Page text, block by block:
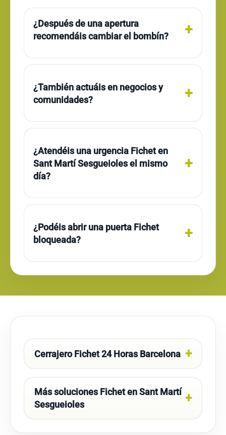
¿Después de una apertura
recomendáis cambiar el bombín?
¿También actuáis en negocios y
comunidades?
¿Atendéis una urgencia Fichet en
Sant Martí Sesgueioles el mismo
día?
¿Podéis abrir una puerta Fichet
bloqueada?
Cerrajero Fichet 24 Horas Barcelona
Más soluciones Fichet en Sant Martí
Sesgueioles